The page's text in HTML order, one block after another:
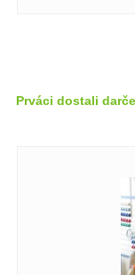
Prváci dostali